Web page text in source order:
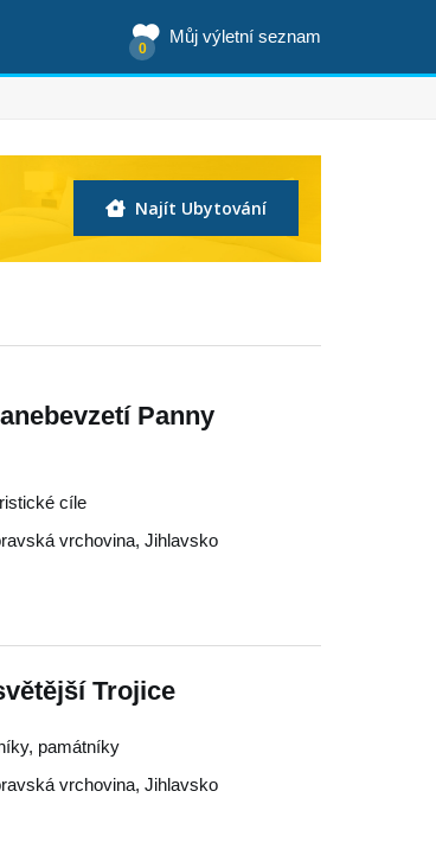
Můj výletní seznam
0
Najít Ubytování
Panny
cíle
vrchovina, Jihlavsko
Trojice
památníky
vrchovina, Jihlavsko